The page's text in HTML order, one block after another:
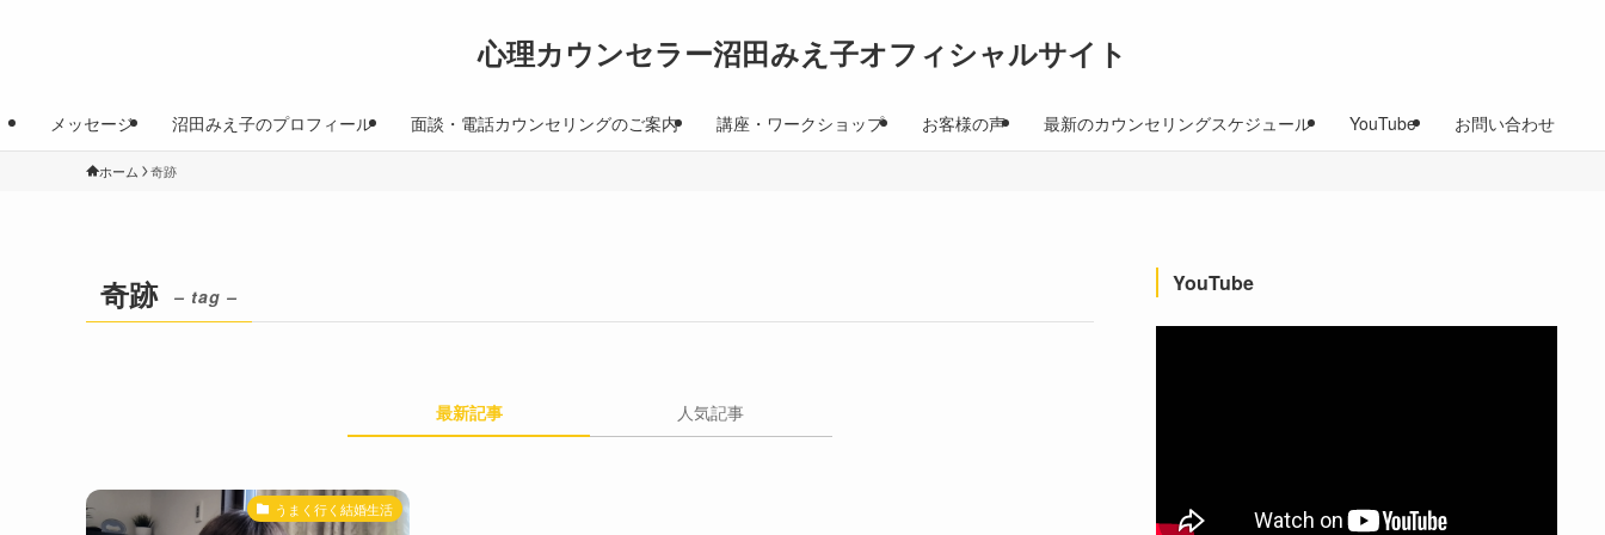
心理カウンセラー沼田みえ子オフィシャルサイト
メッセージ 沼田みえ子のプロフィール 面談・電話カウンセリングのご案内 講座・ワークショップ お客様の声 最新のカウンセリングスケジュール YouTube お問い合わせ
ホーム 奇跡
奇跡 – tag –
最新記事 人気記事
うまく行く結婚生活
YouTube